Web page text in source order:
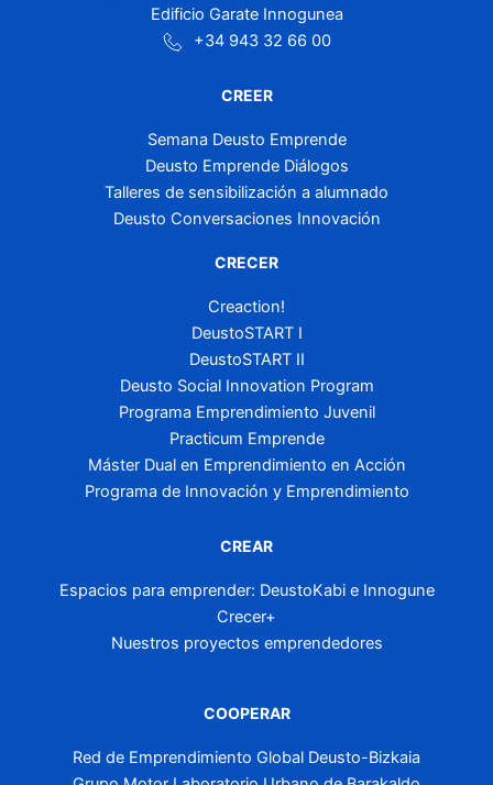
Edificio Garate Innogunea
+34 943 32 66 00
CREER
Semana Deusto Emprende
Deusto Emprende Diálogos
Talleres de sensibilización a alumnado
Deusto Conversaciones Innovación
CRECER
Creaction!
DeustoSTART I
DeustoSTART II
Deusto Social Innovation Program
Programa Emprendimiento Juvenil
Practicum Emprende
Máster Dual en Emprendimiento en Acción
Programa de Innovación y Emprendimiento
CREAR
Espacios para emprender: DeustoKabi e Innogune
Crecer+
Nuestros proyectos emprendedores
COOPERAR
Red de Emprendimiento Global Deusto-Bizkaia